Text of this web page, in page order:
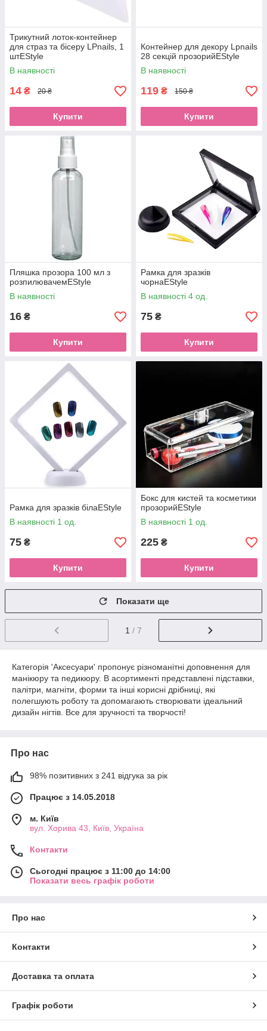
Трикутний лоток-контейнер
для страз та бісеру LPnails, 1
штEStyle
В наявності
14 ₴ 20 ₴
Купити
Контейнер для декору Lpnails
28 секцій прозорийEStyle
В наявності
119 ₴ 150 ₴
Купити
Пляшка прозора 100 мл з
розпилювачемEStyle
В наявності
16 ₴
Купити
Рамка для зразків
чорнаEStyle
В наявності 4 од.
75 ₴
Купити
Рамка для зразків білаEStyle
В наявності 1 од.
75 ₴
Купити
Бокс для кистей та косметики
прозорийEStyle
В наявності 1 од.
225 ₴
Купити
Показати ще
1 / 7
Категорія 'Аксесуари' пропонує різноманітні доповнення для
манікюру та педикюру. В асортименті представлені підставки,
палітри, магніти, форми та інші корисні дрібниці, які
полегшують роботу та допомагають створювати ідеальний
дизайн нігтів. Все для зручності та творчості!
Про нас
98% позитивних з 241 відгука за рік
Працює з 14.05.2018
м. Київ
вул. Хорива 43, Київ, Україна
Контакти
Сьогодні працює з 11:00 до 14:00
Показати весь графік роботи
Про нас
Контакти
Доставка та оплата
Графік роботи